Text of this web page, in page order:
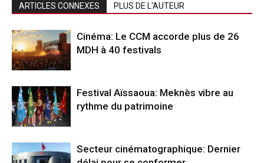
ARTICLES CONNEXES PLUS DE L'AUTEUR
Cinéma: Le CCM accorde plus de 26
MDH à 40 festivals
Festival Aïssaoua: Meknès vibre au
rythme du patrimoine
Secteur cinématographique: Dernier